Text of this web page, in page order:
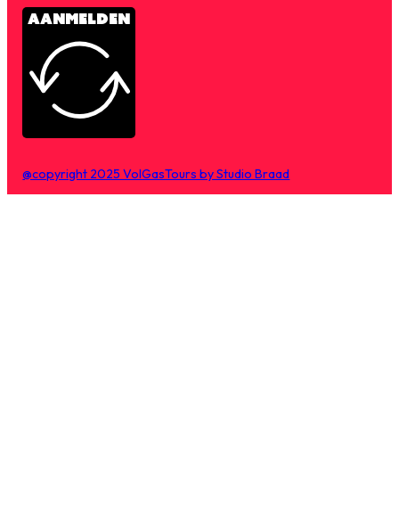
AANMELDEN
@copyright 2025 VolGasTours by Studio Braad